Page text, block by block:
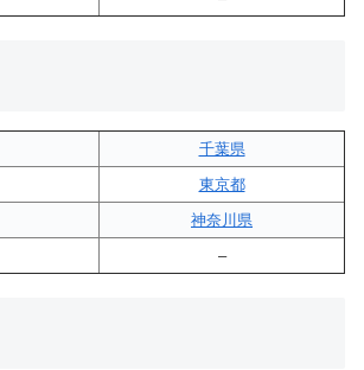
千葉県
東京都
神奈川県
–